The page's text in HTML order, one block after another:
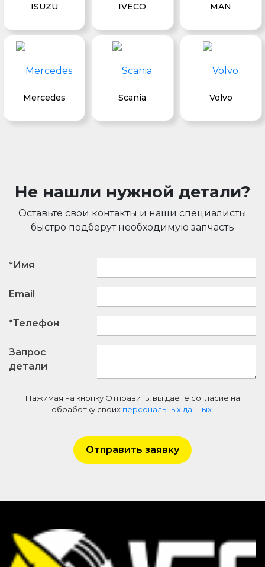
ISUZU IVECO MAN
Mercedes Scania Volvo
Не нашли нужной детали?
Оставьте свои контакты и наши специалисты
быстро подберут необходимую запчасть
*Имя
Email
*Телефон
Запрос
детали
Нажимая на кнопку Отправить, вы даете согласие на
обработку своих персональных данных
Отправить заявку